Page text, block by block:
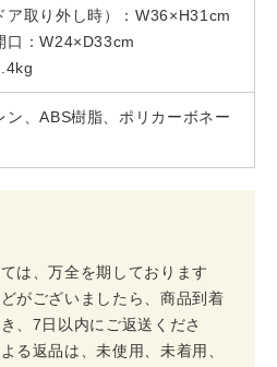
ア取り外し時）：W36×H31cm
口：W24×D33cm
ン、ABS樹脂、ポリカーボネー
は、万全を期しております
がございましたら、商品到着
、7日以内にご返送くださ
る返品は、未使用、未着用、